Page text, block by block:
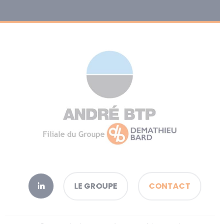
LE GROUPE CONTACT